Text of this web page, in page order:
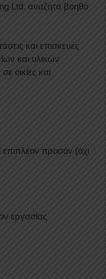
Ltd. αναζητά βοηθό
και επισκευές
και υλικών
οικίες και
προσόν (όχι
εργασίας